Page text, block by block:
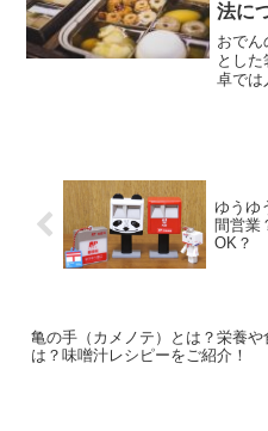
法に
おでん
とし
卓では
中の
食べ
ゆうゆ
間営業
OK？
亀の手（カメノテ）とは？栄養や
は？味噌汁レシピーをご紹介！